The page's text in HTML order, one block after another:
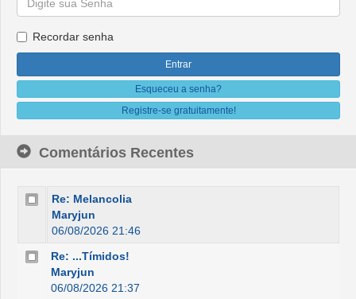
Recordar senha
Esqueceu a senha?
Registre-se gratuitamente!
Comentários Recentes
Re: Melancolia
Maryjun
06/08/2026 21:46
Re: ...Tímidos!
Maryjun
06/08/2026 21:37